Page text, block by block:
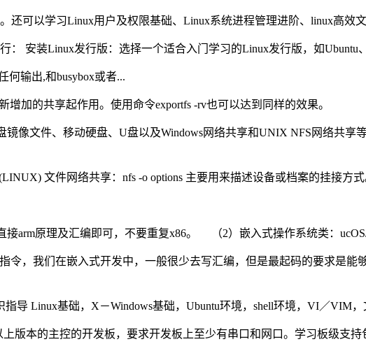
还可以学习Linux用户及权限基础、Linux系统进程管理进阶、linux高效
安装Linux发行版：选择一个适合入门学习的Linux发行版，如Ubuntu
何输出,和busybox或者...
加的共享起作用。使用命令exportfs -rv也可以达到同样的效果。
像文件、移动硬盘、U盘以及Windows网络共享和UNIX NFS网络共享等
文件网络共享：nfs -o options 主要用来描述设备或档案的挂接方式
arm原理及汇编即可，不要重复x86。 （2）嵌入式操作系统类：
令，我们在嵌入式开发中，一般很少去写汇编，但是最起码的要求是能
导 Linux基础，X－Windows基础，Ubuntu环境，shell环境，VI／VIM，
版本的主控的开发板，要求开发板上至少有串口和网口。学习板级支